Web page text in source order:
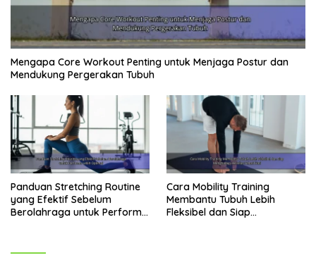
Mengapa Core Workout Penting untuk Menjaga Postur dan
Mendukung Pergerakan Tubuh
Panduan Stretching Routine
yang Efektif Sebelum
Berolahraga untuk Performa
Cara Mobility Training
Membantu Tubuh Lebih
Fleksibel dan Siap